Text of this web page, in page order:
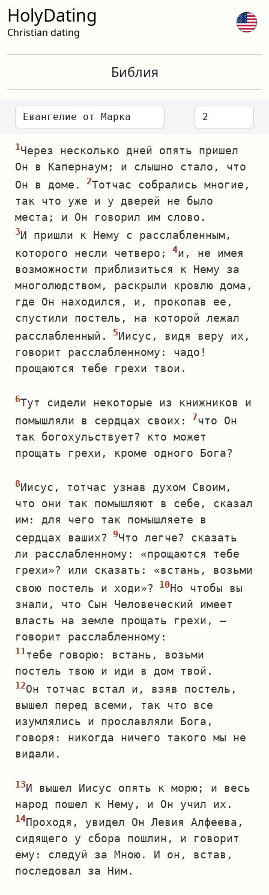
HolyDating
Christian dating
Библия
Через несколько дней опять пришел
Он в Капернаум; и слышно стало, что
Он в доме.
Тотчас собрались многие,
так что уже и у дверей не было
места; и Он говорил им слово.
И пришли к Нему с расслабленным,
которого несли четверо;
и, не имея
возможности приблизиться к Нему за
многолюдством, раскрыли кровлю дома,
где Он находился, и, прокопав ее,
спустили постель, на которой лежал
расслабленный.
Иисус, видя веру их,
говорит расслабленному: чадо!
прощаются тебе грехи твои.
Тут сидели некоторые из книжников и
помышляли в сердцах своих:
что Он
так богохульствует? кто может
прощать грехи, кроме одного Бога?
Иисус, тотчас узнав духом Своим,
что они так помышляют в себе, сказал
им: для чего так помышляете в
сердцах ваших?
Что легче? сказать
ли расслабленному: «прощаются тебе
грехи»? или сказать: «встань, возьми
свою постель и ходи»?
Но чтобы вы
знали, что Сын Человеческий имеет
власть на земле прощать грехи, —
говорит расслабленному:
тебе говорю: встань, возьми
постель твою и иди в дом твой.
Он тотчас встал и, взяв постель,
вышел перед всеми, так что все
изумлялись и прославляли Бога,
говоря: никогда ничего такого мы не
видали.
И вышел Иисус опять к морю; и весь
народ пошел к Нему, и Он учил их.
Проходя, увидел Он Левия Алфеева,
сидящего у сбора пошлин, и говорит
ему: следуй за Мною. И он, встав,
последовал за Ним.